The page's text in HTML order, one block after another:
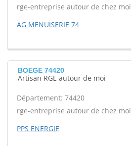
rge-entreprise autour de chez moi
AG MENUISERIE 74
BOEGE 74420
Artisan RGE autour de moi
Département: 74420
rge-entreprise autour de chez moi
PPS ENERGIE